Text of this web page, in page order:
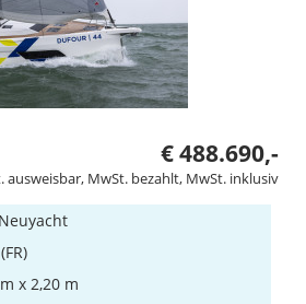
€ 488.690,-
ausweisbar, MwSt. bezahlt, MwSt. inklusiv
x 2,20 m